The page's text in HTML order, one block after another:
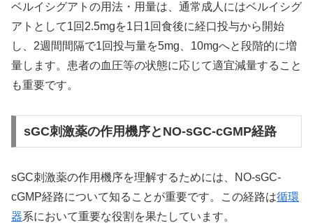
ベルイシグアトの用法・用量は、通常成人にはベルイシグ
アトとして1回2.5mgを1日1回食後に経口投与から開始
し、2週間間隔で1回投与量を5mg、10mgへと段階的に増
量します。患者の血圧等の状態に応じて適宜減量すること
も重要です。
sGC刺激薬の作用機序とNO-sGC-cGMP経路
sGC刺激薬の作用機序を理解するためには、NO-sGC-
cGMP経路について知ることが重要です。この経路は循環
器系において重要な役割を果たしています。